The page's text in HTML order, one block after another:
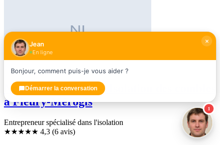
Neotech Isolation — Isolation des combles
à Fleury-Mérogis
Entrepreneur spécialisé dans l'isolation
★★★★★ 4,3 (6 avis)
1
Jean
En ligne
Bonjour, comment puis-je vous aider ?
Démarrer la conversation